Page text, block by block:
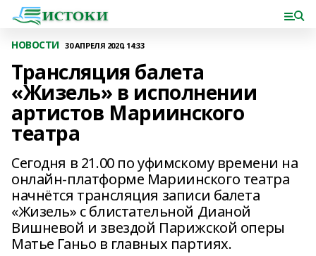
НОВОСТИ 30 АПРЕЛЯ 2020, 14:33
Трансляция балета
«Жизель» в исполнении
артистов Мариинского
театра
Сегодня в 21.00 по уфимскому времени на
онлайн-платформе Мариинского театра
начнётся трансляция записи балета
«Жизель» с блистательной Дианой
Вишневой и звездой Парижской оперы
Матье Ганьо в главных партиях.